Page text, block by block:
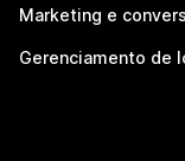
Marketing e
Gerenciamento de